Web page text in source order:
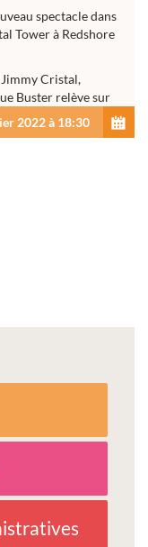
spectacle dans
Tower à Redshore
Cristal,
Buster relève sur
2022 à 18:30